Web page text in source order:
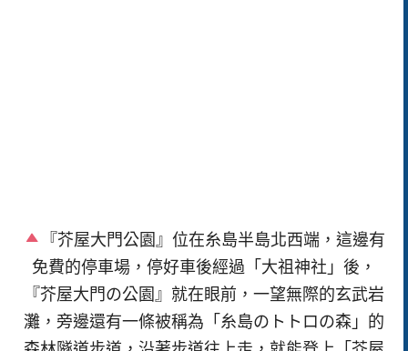
『芥屋大門公園』位在糸島半島北西端，這邊有
免費的停車場，停好車後經過「大祖神社」後，
『芥屋大門の公園』就在眼前，一望無際的玄武岩
灘，旁邊還有一條被稱為「糸島のトトロの森」的